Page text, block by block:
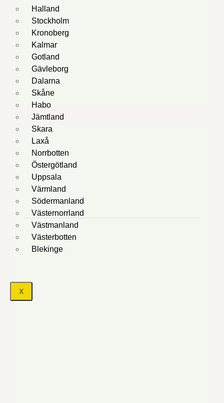
Halland
Stockholm
Kronoberg
Kalmar
Gotland
Gävleborg
Dalarna
Skåne
Habo
Jämtland
Skara
Laxå
Norrbotten
Östergötland
Uppsala
Värmland
Södermanland
Västernorrland
Västmanland
Västerbotten
Blekinge
X